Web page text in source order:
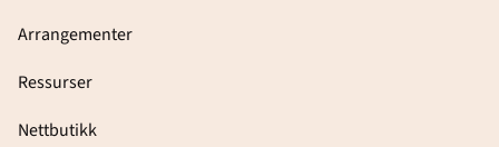
Arrangementer
Ressurser
Nettbutikk